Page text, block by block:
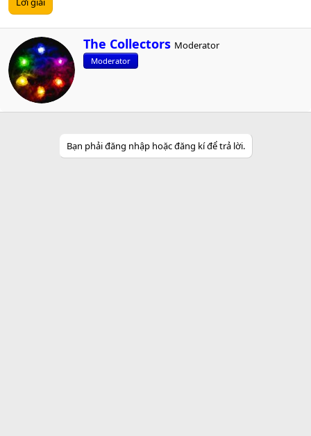
W
r
i
n
The Collectors Moderator
Moderator
Bạn phải đăng nhập hoặc đăng kí để trả lời.